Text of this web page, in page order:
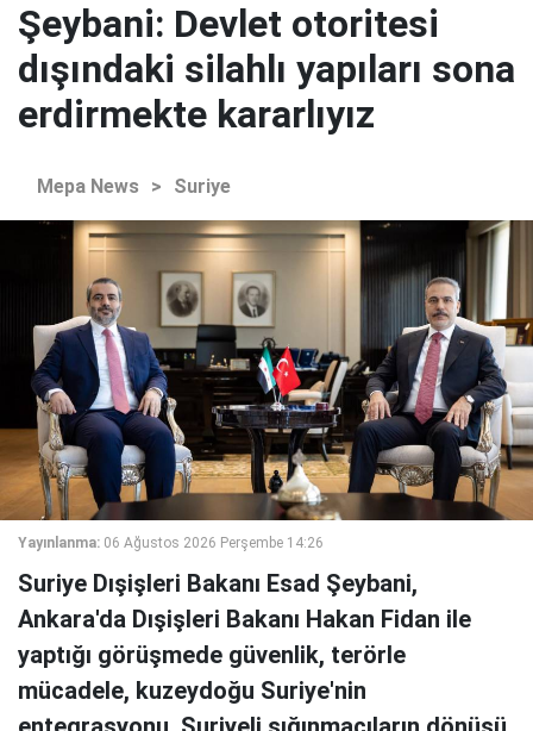
Şeybani: Devlet otoritesi
dışındaki silahlı yapıları sona
erdirmekte kararlıyız
Mepa News > Suriye
Yayınlanma: 06 Ağustos 2026 Perşembe 14:26
Suriye Dışişleri Bakanı Esad Şeybani,
Ankara'da Dışişleri Bakanı Hakan Fidan ile
yaptığı görüşmede güvenlik, terörle
mücadele, kuzeydoğu Suriye'nin